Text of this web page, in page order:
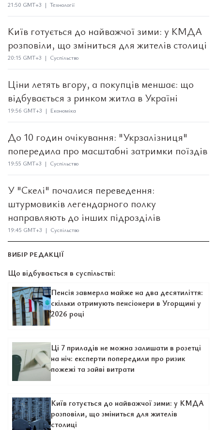
21:50 GMT+3 | Технології
Київ готується до найважчої зими: у КМДА
розповіли, що зміниться для жителів столиці
20:15 GMT+3 | Суспільство
Ціни летять вгору, а покупців меншає: що
відбувається з ринком житла в Україні
19:56 GMT+3 | Економіка
До 10 годин очікування: "Укрзалізниця"
попередила про масштабні затримки поїздів
19:55 GMT+3 | Суспільство
У "Скелі" почалися переведення:
штурмовиків легендарного полку
направляють до інших підрозділів
19:45 GMT+3 | Суспільство
ВИБІР РЕДАКЦІЇ
Що відбувається в суспільстві:
Пенсія завмерла майже на два десятиліття:
скільки отримують пенсіонери в Угорщині у
2026 році
Ці 7 приладів не можна залишати в розетці
на ніч: експерти попередили про ризик
пожежі та зайві витрати
Київ готується до найважчої зими: у КМДА
розповіли, що зміниться для жителів
столиці